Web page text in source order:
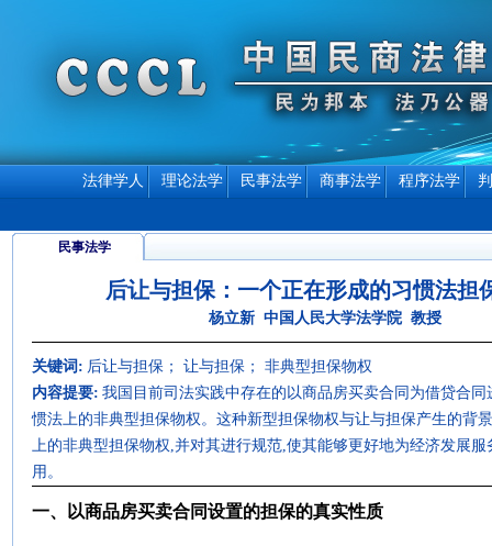
法律学人 理论法学 民事法学 商事法学 程序法学
民事法学
后让与担保：一个正在形成的习惯法担
杨立新 中国人民大学法学院 教授
关键词: 后让与担保； 让与担保； 非典型担保物权
内容提要: 我国目前司法实践中存在的以商品房买卖合同为借贷合
惯法上的非典型担保物权。这种新型担保物权与让与担保产生的背
上的非典型担保物权,并对其进行规范,使其能够更好地为经济发展
用。
一、以商品房买卖合同设置的担保的真实性质